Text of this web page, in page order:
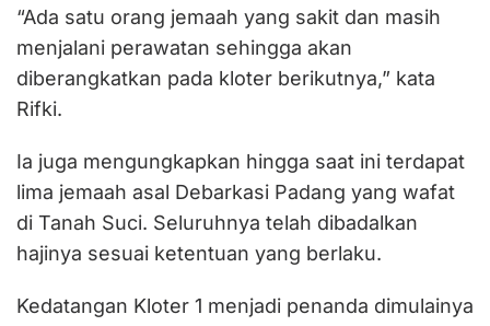
“Ada satu orang jemaah yang sakit dan masih
menjalani perawatan sehingga akan
diberangkatkan pada kloter berikutnya,” kata
Rifki.
Ia juga mengungkapkan hingga saat ini terdapat
lima jemaah asal Debarkasi Padang yang wafat
di Tanah Suci. Seluruhnya telah dibadalkan
hajinya sesuai ketentuan yang berlaku.
Kedatangan Kloter 1 menjadi penanda dimulainya